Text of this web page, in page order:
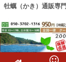
牡蠣（かき）通販専